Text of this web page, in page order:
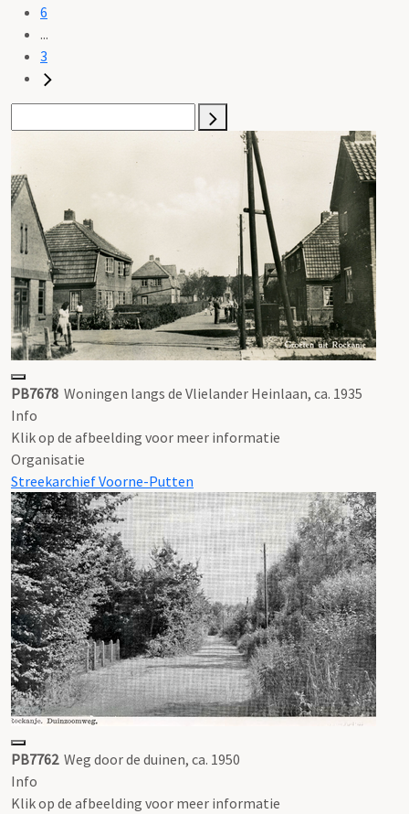
6
...
3
PB7678 Woningen langs de Vlielander Heinlaan, ca. 1935
Info
Klik op de afbeelding voor meer informatie
Organisatie
Streekarchief Voorne-Putten
PB7762 Weg door de duinen, ca. 1950
Info
Klik op de afbeelding voor meer informatie